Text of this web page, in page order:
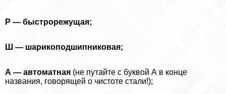
Р — быстрорежущая;
Ш — шарикоподшипниковая;
А — автоматная (не путайте с буквой А в конце
названия, говорящей о чистоте стали!);